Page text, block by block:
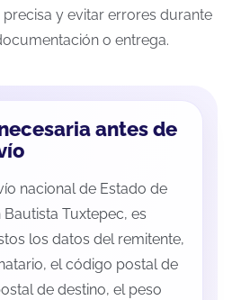
y evitar errores durante
o entrega.
antes de
nacional de Estado de
Bautista Tuxtepec, es
los datos del remitente,
el código postal de
de destino, el peso